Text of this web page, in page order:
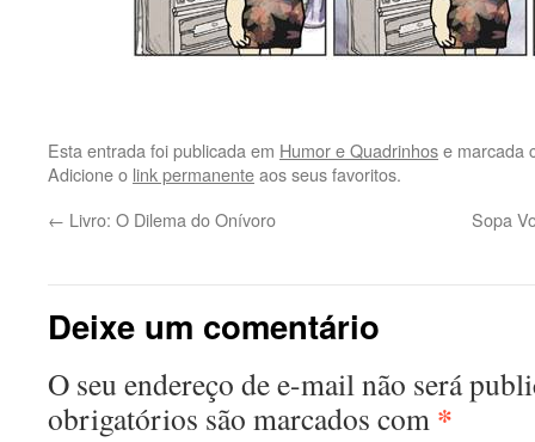
Esta entrada foi publicada em Humor e Quadrinhose marcada
Adicione o link permanenteaos seus favoritos.
← Livro: O Dilema do Onívoro Sopa
Deixe um comentário
O seu endereço de e-mail não será
obrigatórios são marcados com *